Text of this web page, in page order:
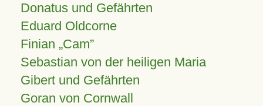
Donatus und Gefährten
Eduard Oldcorne
Finian Cam
Sebastian von der heiligen Maria
Gibert und Gefährten
Goran von Cornwall